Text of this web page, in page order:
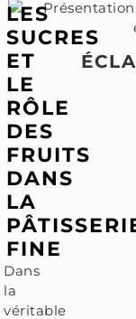
LES
SUCRES
ET
LE
RÔLE
DES
FRUITS
DANS
LA
FINE
Dans
la
véritable